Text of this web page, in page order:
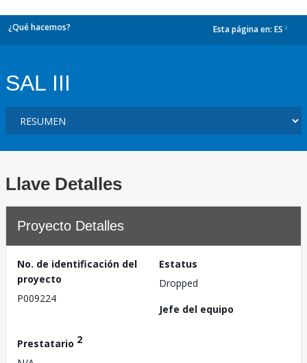
¿Qué hacemos? Esta página en: ES
SAL III
Llave Detalles
Proyecto Detalles
No. de identificación del
proyecto
P009224
Estatus
Dropped
Jefe del equipo
Prestatario 2